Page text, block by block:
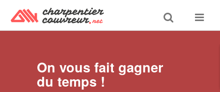
Toggle
search
Toggle
On vous fait gagner
du temps !